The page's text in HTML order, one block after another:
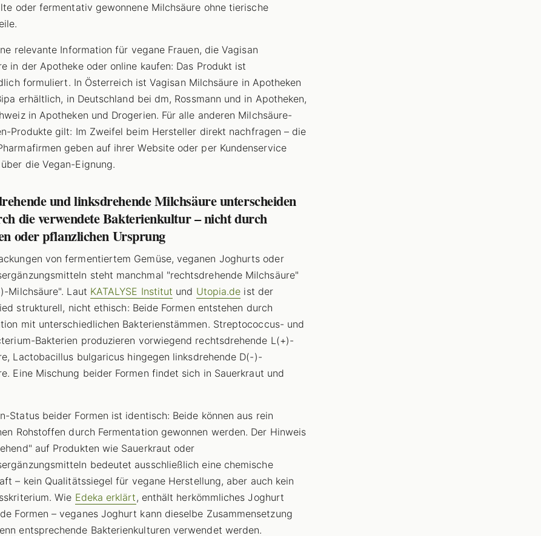
oder fermentativ gewonnene Milchsäure ohne tierische
relevante Information für vegane Frauen, die Vagisan
in der Apotheke oder online kaufen: Das Produkt ist
formuliert. In Österreich ist Vagisan Milchsäure in Apotheken
erhältlich, in Deutschland bei dm, Rossmann und in Apotheken,
in Apotheken und Drogerien. Für alle anderen Milchsäure-
Produkte gilt: Im Zweifel beim Hersteller direkt nachfragen – die
geben auf ihrer Website oder per Kundenservice
die Vegan-Eignung.
und linksdrehende Milchsäure unterscheiden
die verwendete Bakterienkultur – nicht durch
oder pflanzlichen Ursprung
von fermentiertem Gemüse, veganen Joghurts oder
steht manchmal "rechtsdrehende Milchsäure"
Milchsäure". Laut KATALYSE Institut und Utopia.de ist der
strukturell, nicht ethisch: Beide Formen entstehen durch
mit unterschiedlichen Bakterienstämmen. Streptococcus- und
Bakterien produzieren vorwiegend rechtsdrehende L(+)-
Lactobacillus bulgaricus hingegen linksdrehende D(-)-
Eine Mischung beider Formen findet sich in Sauerkraut und
Status beider Formen ist identisch: Beide können aus rein
Rohstoffen durch Fermentation gewonnen werden. Der Hinweis
auf Produkten wie Sauerkraut oder
bedeutet ausschließlich eine chemische
– kein Qualitätssiegel für vegane Herstellung, aber auch kein
Wie Edeka erklärt , enthält herkömmliches Joghurt
Formen – veganes Joghurt kann dieselbe Zusammensetzung
entsprechende Bakterienkulturen verwendet werden.